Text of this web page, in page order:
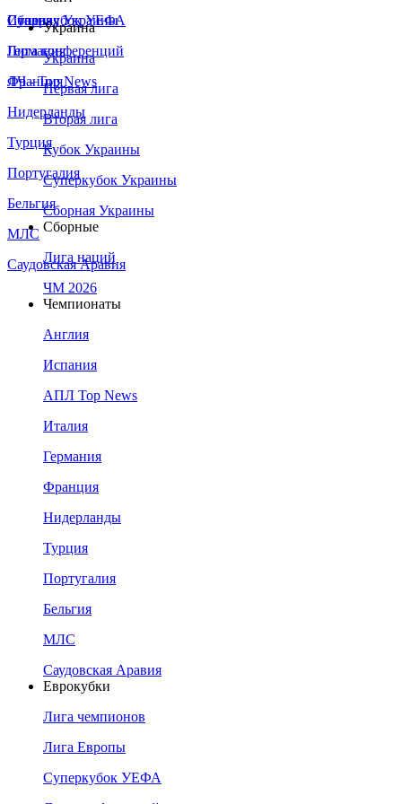
Сборная Украины
Италия
Германия
Франция
Нидерланды
Турция
Португалия
Бельгия
МЛС
Саудовская Аравия
Суперкубок УЕФА
Лига конференций
ЛЧ - Top News
Украина
Украина
Первая лига
Вторая лига
Кубок Украины
Суперкубок Украины
Сборная Украины
Сборные
Лига наций
ЧМ 2026
Чемпионаты
Англия
Испания
АПЛ Top News
Италия
Германия
Франция
Нидерланды
Турция
Португалия
Бельгия
МЛС
Саудовская Аравия
Еврокубки
Лига чемпионов
Лига Европы
Суперкубок УЕФА